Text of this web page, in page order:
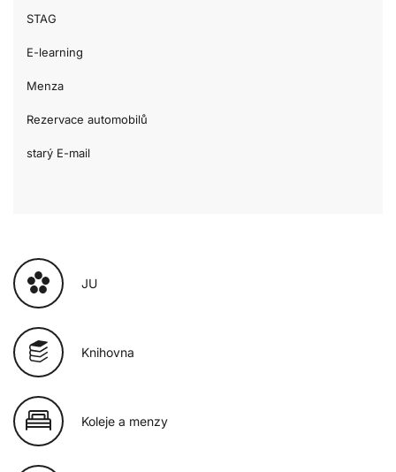
STAG
E-learning
Menza
Rezervace automobilů
starý E-mail
JU
Knihovna
Koleje a menzy